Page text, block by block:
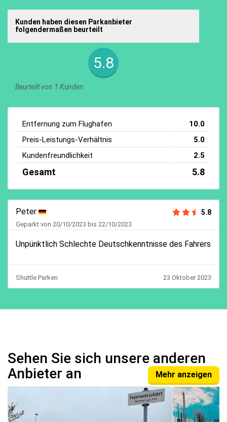
Kunden haben diesen Parkanbieter
folgendermaßen beurteilt
5.8
Beurteilt von 1 Kunden
Entfernung zum Flughafen
10.0
Preis-Leistungs-Verhältnis
5.0
Kundenfreundlichkeit
2.5
Gesamt 5.8
Peter 5.8
Geparkt von 20/10/2023 bis 22/10/2023
Unpünktlich Schlechte Deutschkenntnisse des Fahrers
Shuttle Parken 23 Oktober 2023
Sehen Sie sich unsere anderen
Anbieter an
Mehr anzeigen